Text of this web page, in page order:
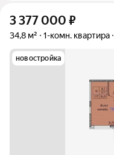
3 377 000 ₽
34,8 м² 1-комн. квартира
новостройка